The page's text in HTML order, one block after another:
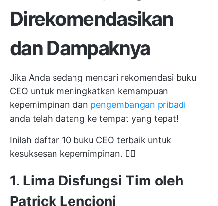
Direkomendasikan
dan Dampaknya
Jika Anda sedang mencari rekomendasi buku
CEO untuk meningkatkan kemampuan
kepemimpinan dan pengembangan pribadi
anda telah datang ke tempat yang tepat!
Inilah daftar 10 buku CEO terbaik untuk
kesuksesan kepemimpinan. ✍🏻
1. Lima Disfungsi Tim oleh
Patrick Lencioni